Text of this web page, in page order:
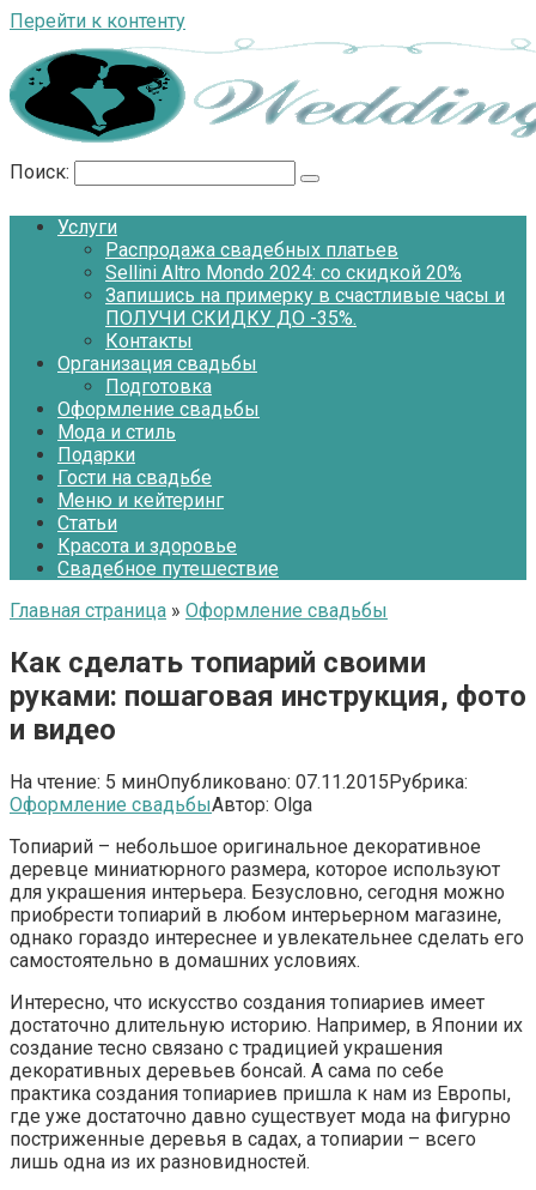
Перейти к контенту
Поиск:
Услуги
Распродажа свадебных платьев
Sellini Altro Mondo 2024: со скидкой 20%
Запишись на примерку в счастливые часы и
ПОЛУЧИ СКИДКУ ДО -35%.
Контакты
Организация свадьбы
Подготовка
Оформление свадьбы
Мода и стиль
Подарки
Гости на свадьбе
Меню и кейтеринг
Статьи
Красота и здоровье
Свадебное путешествие
Главная страница » Оформление свадьбы
Как сделать топиарий своими
руками: пошаговая инструкция, фото
и видео
На чтение: 5 минОпубликовано: 07.11.2015Рубрика:
Оформление свадьбыАвтор: Olga
Топиарий – небольшое оригинальное декоративное
деревце миниатюрного размера, которое используют
для украшения интерьера. Безусловно, сегодня можно
приобрести топиарий в любом интерьерном магазине,
однако гораздо интереснее и увлекательнее сделать его
самостоятельно в домашних условиях.
Интересно, что искусство создания топиариев имеет
достаточно длительную историю. Например, в Японии их
создание тесно связано с традицией украшения
декоративных деревьев бонсай. А сама по себе
практика создания топиариев пришла к нам из Европы,
где уже достаточно давно существует мода на фигурно
постриженные деревья в садах, а топиарии – всего
лишь одна из их разновидностей.